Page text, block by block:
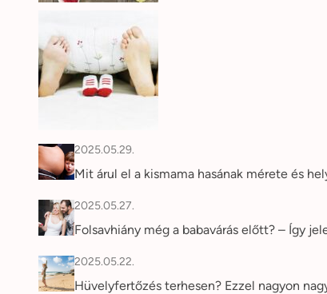
2025.05.29.
Mit árul el a kismama hasának mérete és
2025.05.27.
Folsavhiány még a babavárás előtt? – Így
2025.05.22.
Hüvelyfertőzés terhesen? Ezzel nagyon